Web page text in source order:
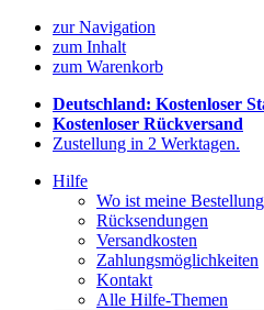
zur Navigation
zum Inhalt
zum Warenkorb
Deutschland: Kostenloser
Kostenloser Rückversand
Zustellung in 2 Werktagen.
Hilfe
Wo ist meine
Rücksendungen
Versandkosten
Zahlungsmöglichkeiten
Kontakt
Alle Hilfe-Themen